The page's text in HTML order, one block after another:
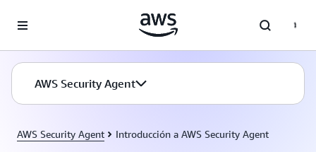
AWS Security Agent
AWS Security Agent Introducción a AWS Security Agent